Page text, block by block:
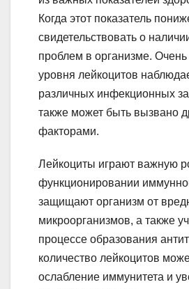
Когда этот показатель
свидетельствовать о
проблем в организме.
уровня лейкоцитов
различных инфекционных
также может быть вызвано
факторами.
Лейкоциты играют важную
функционировании
защищают организм от
микроорганизмов, а также
процессе образования
количество лейкоцитов
ослабление иммунитета и